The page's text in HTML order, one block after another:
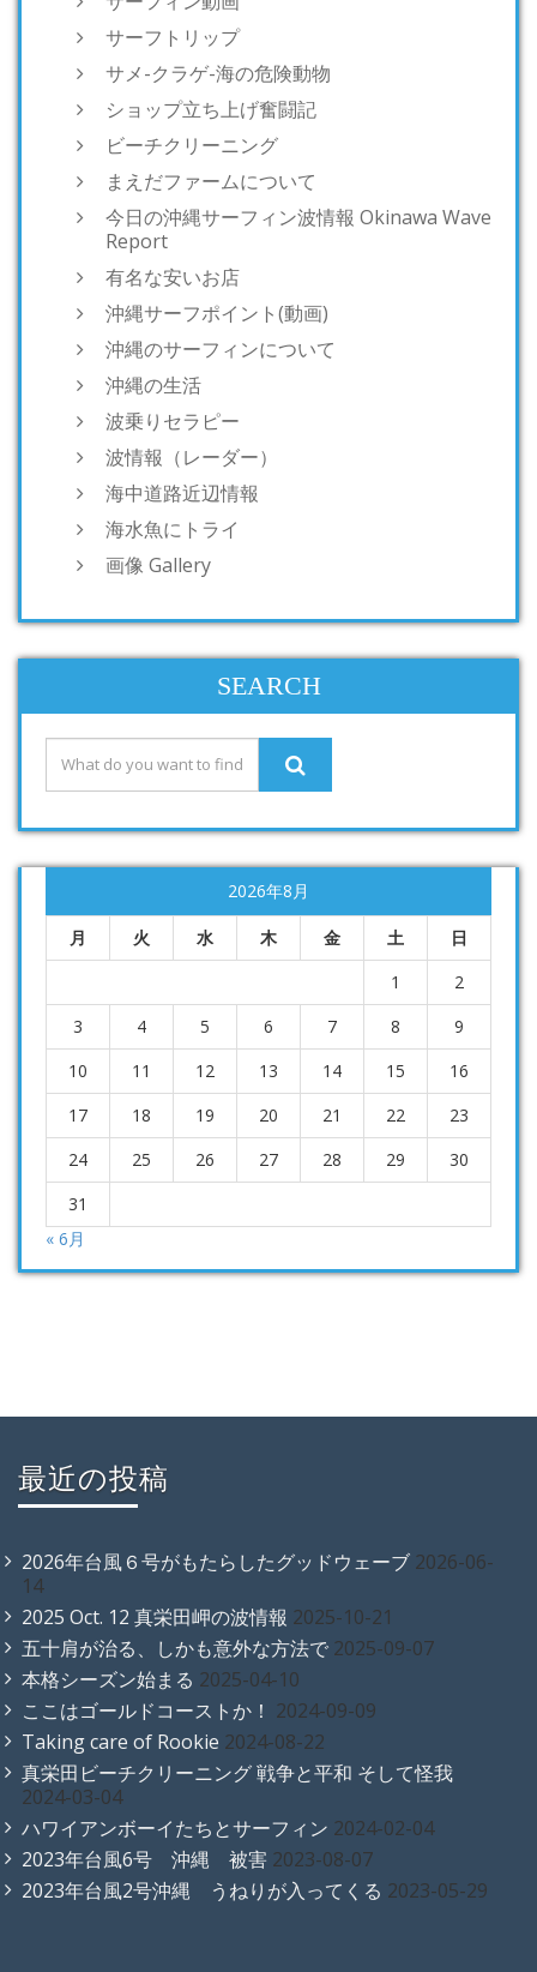
サーフトリップ
サメ-クラゲ-海の危険動物
ショップ立ち上げ奮闘記
ビーチクリーニング
まえだファームについて
今日の沖縄サーフィン波情報 Okinawa Wave
Report
有名な安いお店
沖縄サーフポイント(動画)
沖縄のサーフィンについて
沖縄の生活
波乗りセラピー
波情報（レーダー）
海中道路近辺情報
海水魚にトライ
画像 Gallery
SEARCH
2026年8月
月 火 水 木 金 土
日
1
2
3
4 5 6 7 8
9
10
11 12 13 14 15
16
17
18 19 20 21 22
23
24
25 26 27 28 29
30
31
« 6月
最近の投稿
2026年台風６号がもたらしたグッドウェーブ 2026-06-
14
2025 Oct. 12 真栄田岬の波情報 2025-10-21
五十肩が治る、しかも意外な方法で 2025-09-07
本格シーズン始まる 2025-04-10
ここはゴールドコーストか！ 2024-09-09
Taking care of Rookie 2024-08-22
真栄田ビーチクリーニング 戦争と平和 そして怪我
2024-03-04
ハワイアンボーイたちとサーフィン 2024-02-04
2023年台風6号 沖縄 被害 2023-08-07
2023年台風2号沖縄 うねりが入ってくる 2023-05-29